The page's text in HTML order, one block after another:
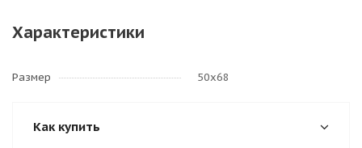
Характеристики
Размер 50х68
Как купить